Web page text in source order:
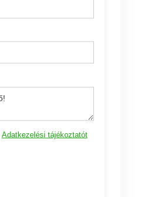
Adatkezelési tájékoztatót